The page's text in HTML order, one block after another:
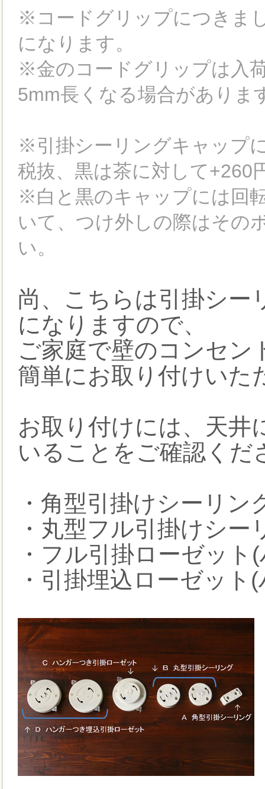
※コードグリップにつきま
になります。
※金のコードグリップは入
5mm長くなる場合がありま
※引掛シーリングキャップ
税抜、黒は茶に対して+260
※白と黒のキャップには回
いて、つけ外しの際はその
い。
尚、こちらは引掛シー
になりますので、
ご家庭で壁のコンセン
簡単にお取り付けいた
お取り付けには、天井
いることをご確認くだ
・角型引掛けシーリン
・丸型フル引掛けシー
・フル引掛ローゼッ
・引掛埋込ローゼッ